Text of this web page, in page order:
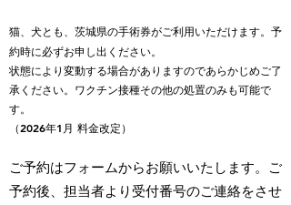
猫、犬とも、茨城県の手術券がご利用いただけます。予
約時に必ずお申し出ください。
状態により変動する場合がありますのであらかじめご了
承ください​。ワクチン接種その他の処置のみも可能で
す。
（​​2026年1月 料金改定）
ご予約はフォームからお願いいたします。ご
予約後、担当者より受付番号のご連絡をさせ